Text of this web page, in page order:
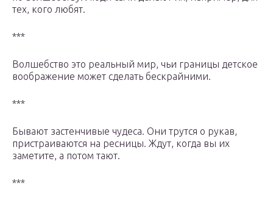
тех, кого любят.
***
Волшебство это реальный мир, чьи границы детское
воображение может сделать бескрайними.
***
Бывают застенчивые чудеса. Они трутся о рукав,
пристраиваются на ресницы. Ждут, когда вы их
заметите, а потом тают.
***